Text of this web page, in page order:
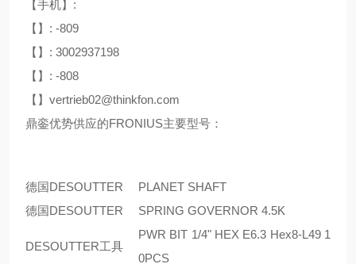
【手机】:
【】: -809
【】: 3002937198
【】: -808
【】vertrieb02@thinkfon.com
鼎銮优势供应的FRONIUS主要型号：
德国DESOUTTER
PLANET SHAFT
德国DESOUTTER
SPRING GOVERNOR 4.5K
DESOUTTER工具
PWR BIT 1/4" HEX E6.3 Hex8-L49 1
0PCS